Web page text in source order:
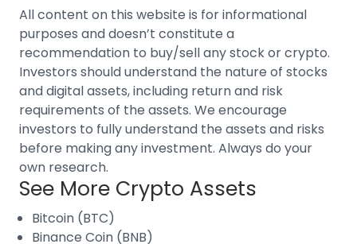
All content on this website is for informational
purposes and doesn’t constitute a
recommendation to buy/sell any stock or crypto.
Investors should understand the nature of stocks
and digital assets, including return and risk
requirements of the assets. We encourage
investors to fully understand the assets and risks
before making any investment. Always do your
own research.
See More Crypto Assets
Bitcoin (BTC)
Binance Coin (BNB)